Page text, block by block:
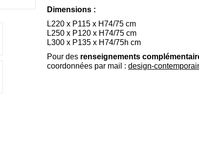
Dimensions :
L220 x P115 x H74/75 cm
L250 x P120 x H74/75 cm
L300 x P135 x H74/75h cm
Pour des renseignements
coordonnées par mail : design-